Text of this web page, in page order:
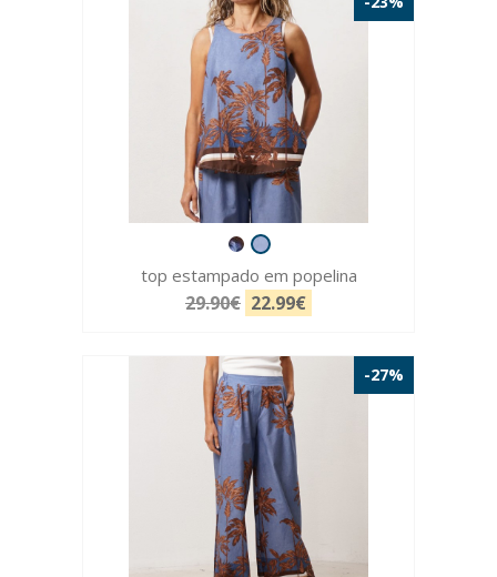
top estampado em popelina
29.90€ 22.99€
-27%